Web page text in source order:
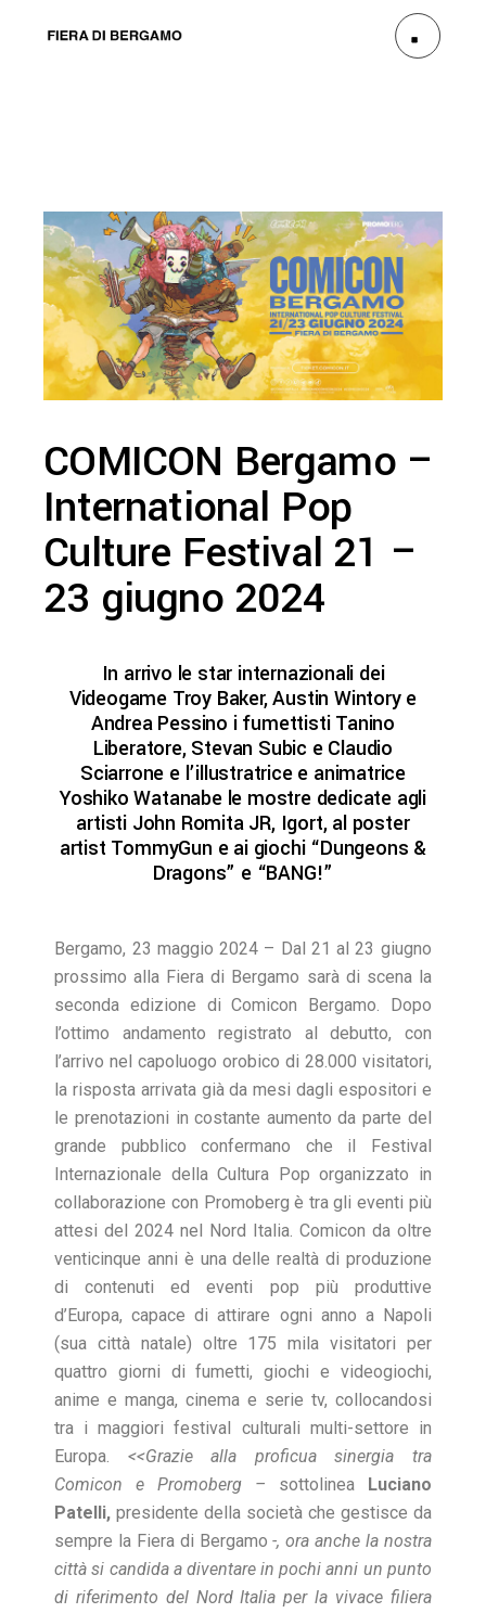
COMICON Bergamo –
International Pop
Culture Festival 21 –
23 giugno 2024
In arrivo le star internazionali dei
Videogame Troy Baker, Austin Wintory e
Andrea Pessino i fumettisti Tanino
Liberatore, Stevan Subic e Claudio
Sciarrone e l’illustratrice e animatrice
Yoshiko Watanabe le mostre dedicate agli
artisti John Romita JR, Igort, al poster
artist TommyGun e ai giochi “Dungeons &
Dragons” e “BANG!”
Bergamo, 23 maggio 2024 – Dal 21 al 23 giugno
prossimo alla Fiera di Bergamo sarà di scena la
seconda edizione di Comicon Bergamo. Dopo
l’ottimo andamento registrato al debutto, con
l’arrivo nel capoluogo orobico di 28.000 visitatori,
la risposta arrivata già da mesi dagli espositori e
le prenotazioni in costante aumento da parte del
grande pubblico confermano che il Festival
Internazionale della Cultura Pop organizzato in
collaborazione con Promoberg è tra gli eventi più
attesi del 2024 nel Nord Italia. Comicon da oltre
venticinque anni è una delle realtà di produzione
di contenuti ed eventi pop più produttive
d’Europa, capace di attirare ogni anno a Napoli
(sua città natale) oltre 175 mila visitatori per
quattro giorni di fumetti, giochi e videogiochi,
anime e manga, cinema e serie tv, collocandosi
tra i maggiori festival culturali multi-settore in
Europa. <<Grazie alla proficua sinergia tra
Comicon e Promoberg – sottolinea Luciano
Patelli, presidente della società che gestisce da
sempre la Fiera di Bergamo -, ora anche la nostra
città si candida a diventare in pochi anni un punto
diriferimento del Nord Italia per la vivace filiera